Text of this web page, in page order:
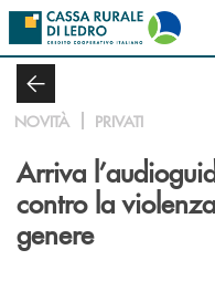
Salta al contenuto principale
NOVITÀ PRIVATI
Arriva
contro la
genere